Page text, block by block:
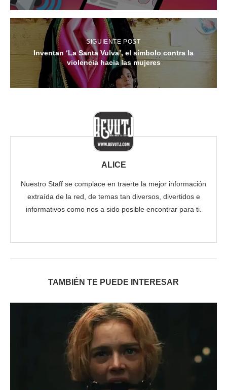
SIGUIENTE POST
Inventan ‘La Santa Vulva’, el símbolo contra la
violencia hacia las mujeres
ALICE
Nuestro Staff se complace en traerte la mejor información
extraída de la red, de temas tan diversos, divertidos e
informativos como nos a sido posible encontrar para ti.
TAMBIÉN TE PUEDE INTERESAR